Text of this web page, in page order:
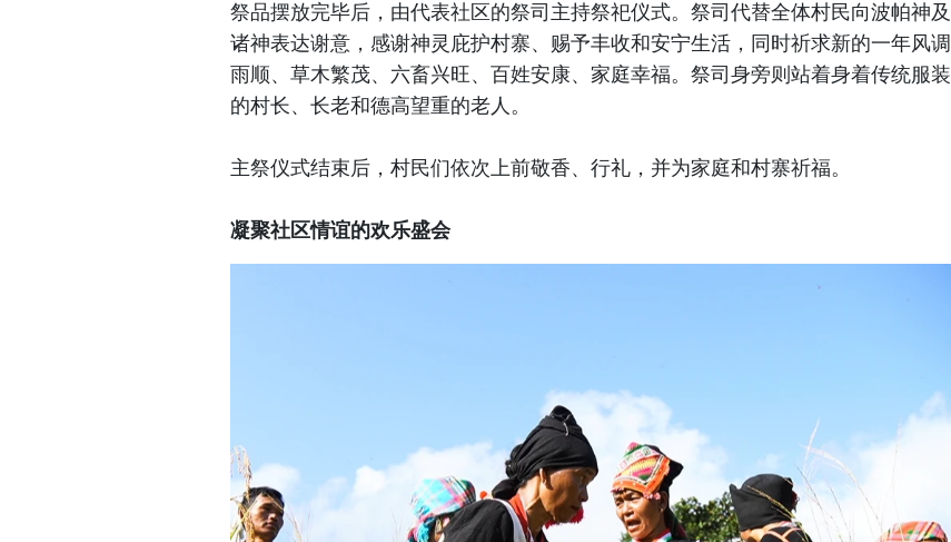
祭品摆放完毕后，由代表社区的祭司主持祭祀仪式。祭司代替全体村民向波帕神及
诸神表达谢意，感谢神灵庇护村寨、赐予丰收和安宁生活，同时祈求新的一年风调
雨顺、草木繁茂、六畜兴旺、百姓安康、家庭幸福。祭司身旁则站着身着传统服装
的村长、长老和德高望重的老人。
主祭仪式结束后，村民们依次上前敬香、行礼，并为家庭和村寨祈福。
凝聚社区情谊的欢乐盛会